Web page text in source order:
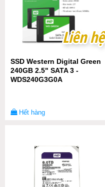
Liên hệ
Liên hệ
SSD Western Digital Green
240GB 2.5" SATA 3 -
WDS240G3G0A
Hết hàng